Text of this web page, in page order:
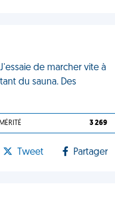
de marcher vite à
du sauna. Des
3 269
Tweet Partager